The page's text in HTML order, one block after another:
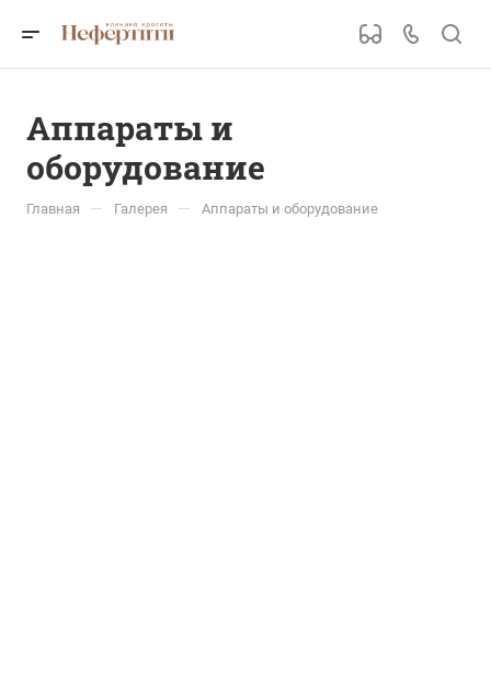
Аппараты и
оборудование
Главная — Галерея — Аппараты и оборудование